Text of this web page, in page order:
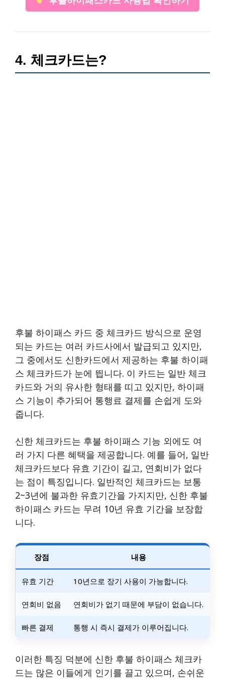
4. 체크카드는?
후불 하이패스 카드 중 체크카드 방식으로 운영
되는 카드는 여러 카드사에서 발급되고 있지만,
그 중에서도 신한카드에서 제공하는 후불 하이패
스 체크카드가 눈에 띕니다. 이 카드는 일반 체크
카드와 거의 유사한 형태를 띠고 있지만, 하이패
스 기능이 추가되어 통행료 결제를 손쉽게 도와
줍니다.
신한 체크카드는 후불 하이패스 기능 외에도 여
러 가지 다른 혜택을 제공합니다. 예를 들어, 일반
체크카드보다 유효 기간이 길고, 연회비가 없다
는 점이 특징입니다. 일반적인 체크카드는 보통
2~3년에 불과한 유효기간을 가지지만, 신한 후불
하이패스 카드는 무려 10년 유효 기간을 보장합
니다.
장점 내용
유효 기간 10년으로 장기 사용이 가능합니다.
연회비 없음 연회비가 없기 때문에 부담이 없습니다.
빠른 결제 통행 시 즉시 결제가 이루어집니다.
이러한 특징 덕분에 신한 후불 하이패스 체크카
드는 많은 이들에게 인기를 끌고 있으며, 손쉬운